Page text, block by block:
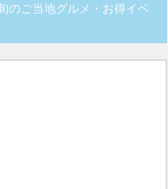
のご当地グルメ・お得イベ